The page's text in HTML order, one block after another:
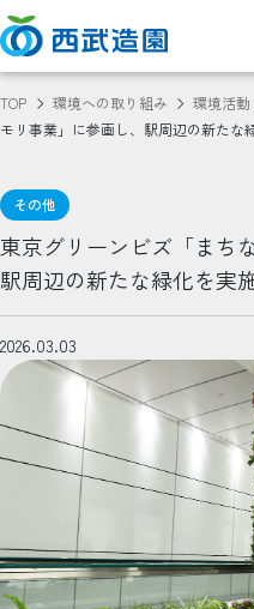
TOP 環境への取り組み 環境活動
モリ事業」に参画し、駅周辺の新たな
その他
東京グリーンビズ「まち
駅周辺の新たな緑化を実
2026.03.03